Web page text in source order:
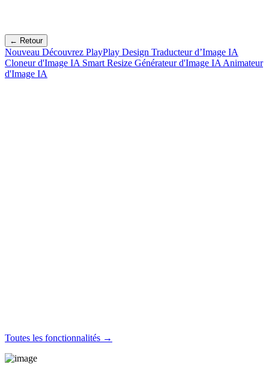
← Retour
Nouveau Découvrez PlayPlay Design Traducteur d’Image IA
Cloneur d'Image IA Smart Resize Générateur d'Image IA Animateur
d'Image IA
Toutes les fonctionnalités →